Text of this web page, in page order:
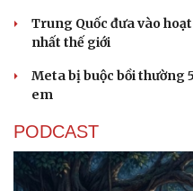
Trung Quốc đưa vào
nhất thế giới
Meta bị buộc bồi thường
em
PODCAST